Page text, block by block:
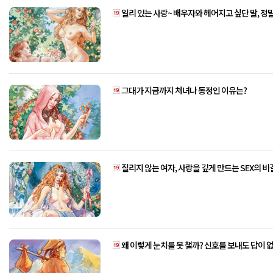
일리 있는 사랑~ 배우자와 헤어지고 싶단 말, 정
그대가 지금까지 처녀나 동정인 이유는?
질리지 않는 여자, 사랑을 깊게 만드는 SEX의 비
왜 이렇게 눈치를 못 챌까? 신호를 보내도 답이